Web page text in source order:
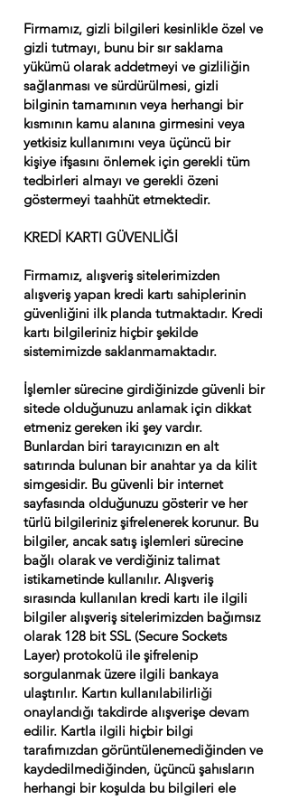
Firmamız, gizli bilgileri kesinlikle özel ve
gizli tutmayı, bunu bir sır saklama
yükümü olarak addetmeyi ve gizliliğin
sağlanması ve sürdürülmesi, gizli
bilginin tamamının veya herhangi bir
kısmının kamu alanına girmesini veya
yetkisiz kullanımını veya üçüncü bir
kişiye ifşasını önlemek için gerekli tüm
tedbirleri almayı ve gerekli özeni
göstermeyi taahhüt etmektedir.
KREDİ KARTI GÜVENLİĞİ
Firmamız, alışveriş sitelerimizden
alışveriş yapan kredi kartı sahiplerinin
güvenliğini ilk planda tutmaktadır. Kredi
kartı bilgileriniz hiçbir şekilde
sistemimizde saklanmamaktadır.
İşlemler sürecine girdiğinizde güvenli bir
sitede olduğunuzu anlamak için dikkat
etmeniz gereken iki şey vardır.
Bunlardan biri tarayıcınızın en alt
satırında bulunan bir anahtar ya da kilit
simgesidir. Bu güvenli bir internet
sayfasında olduğunuzu gösterir ve her
türlü bilgileriniz şifrelenerek korunur. Bu
bilgiler, ancak satış işlemleri sürecine
bağlı olarak ve verdiğiniz talimat
istikametinde kullanılır. Alışveriş
sırasında kullanılan kredi kartı ile ilgili
bilgiler alışveriş sitelerimizden bağımsız
olarak 128 bit SSL (Secure Sockets
Layer) protokolü ile şifrelenip
sorgulanmak üzere ilgili bankaya
ulaştırılır. Kartın kullanılabilirliği
onaylandığı takdirde alışverişe devam
edilir. Kartla ilgili hiçbir bilgi
tarafımızdan görüntülenemediğinden ve
kaydedilmediğinden, üçüncü şahısların
herhangi bir koşulda bu bilgileri ele